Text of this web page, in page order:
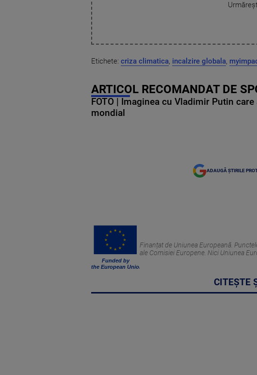
Etichete: criza climatica, incalzire globala,
ARTICOL RECOMANDAT DE
FOTO | Imaginea cu Vladimir Putin
mondial
ADAUGĂ ȘTIRILE
Funded by
the European Union
Finanțat de Uniunea Europeană.
ale Comisiei Europene. Nici Uniunea
CITEȘTE